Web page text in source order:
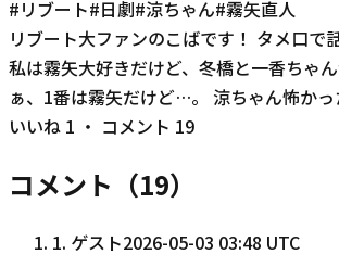
#リブート#日劇#涼ちゃん#霧矢直人
リブート大ファンのこばです！ タメ口で
私は霧矢大好きだけど、冬橋と一香ちゃ
ぁ、1番は霧矢だけど…。 涼ちゃん怖か
いいね 1 ・ コメント 19
コメント（19）
1. ゲスト2026-05-03 03:48 UTC